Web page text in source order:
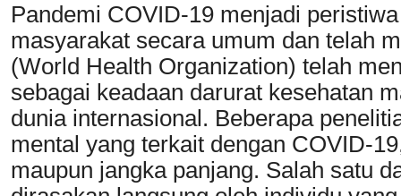
Pandemi COVID-19 menjadi
masyarakat secara umum dan telah
(World Health Organization) telah
sebagai keadaan darurat kesehatan
dunia internasional. Beberapa
mental yang terkait dengan COVID-
maupun jangka panjang. Salah satu